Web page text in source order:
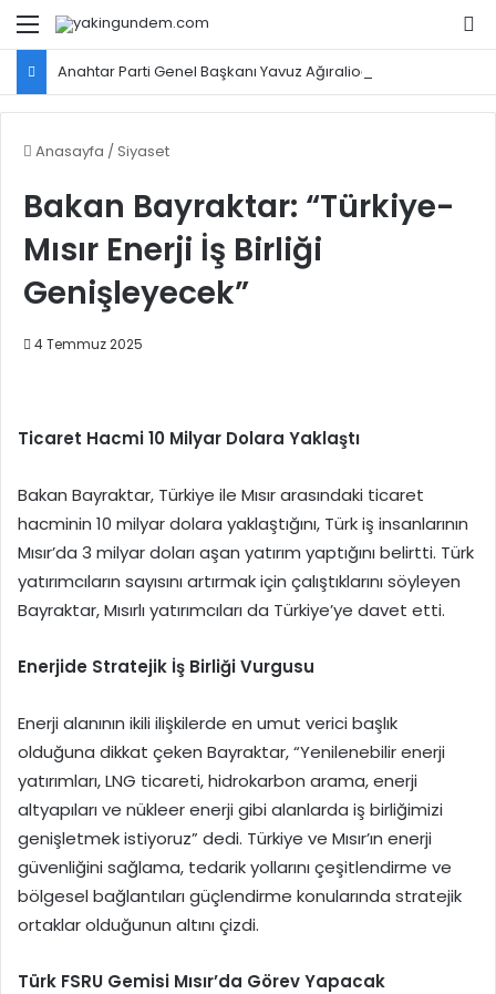
Menü
Anasayfa /Siyaset
Bakan Bayraktar: “Türkiye-
Mısır Enerji İş Birliği
Genişleyecek”
4 Temmuz 2025
Ticaret Hacmi 10 Milyar Dolara Yaklaştı
Bakan Bayraktar, Türkiye ile Mısır arasındaki ticaret
hacminin 10 milyar dolara yaklaştığını, Türk iş insanlarının
Mısır’da 3 milyar doları aşan yatırım yaptığını belirtti. Türk
yatırımcıların sayısını artırmak için çalıştıklarını söyleyen
Bayraktar, Mısırlı yatırımcıları da Türkiye’ye davet etti.
Enerjide Stratejik İş Birliği Vurgusu
Enerji alanının ikili ilişkilerde en umut verici başlık
olduğuna dikkat çeken Bayraktar, “Yenilenebilir enerji
yatırımları, LNG ticareti, hidrokarbon arama, enerji
altyapıları ve nükleer enerji gibi alanlarda iş birliğimizi
genişletmek istiyoruz” dedi. Türkiye ve Mısır’ın enerji
güvenliğini sağlama, tedarik yollarını çeşitlendirme ve
bölgesel bağlantıları güçlendirme konularında stratejik
ortaklar olduğunun altını çizdi.
Türk FSRU Gemisi Mısır’da Görev Yapacak